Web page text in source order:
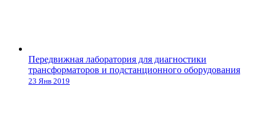
Передвижная лаборатория для диагностики
трансформаторов и подстанционного оборудования
23 Янв 2019